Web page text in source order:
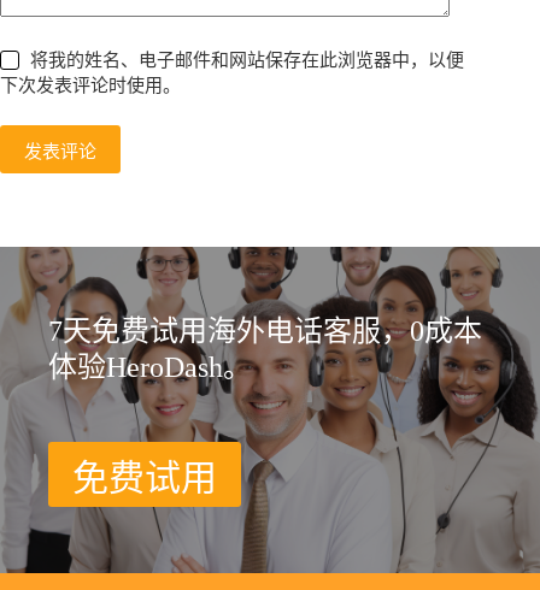
将我的姓名、电子邮件和网站保存在此浏览器中，以便
下次发表评论时使用。
发表评论
7天免费试用海外电话客服，0成本
体验HeroDash。
免费试用